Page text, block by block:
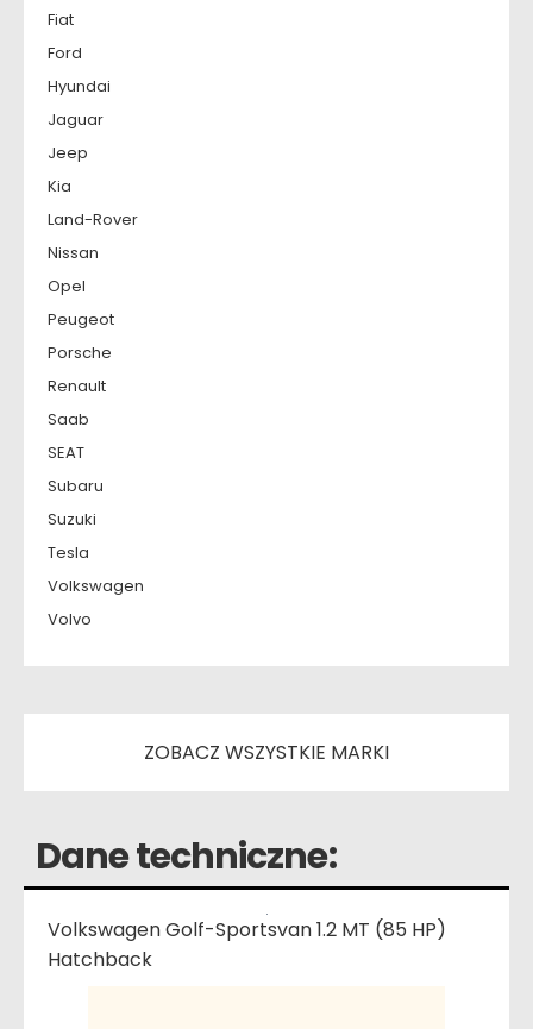
Fiat
Ford
Hyundai
Jaguar
Jeep
Kia
Land-Rover
Nissan
Opel
Peugeot
Porsche
Renault
Saab
SEAT
Subaru
Suzuki
Tesla
Volkswagen
Volvo
ZOBACZ WSZYSTKIE MARKI
Dane techniczne:
Volkswagen Golf-Sportsvan 1.2 MT (85 HP)
Hatchback